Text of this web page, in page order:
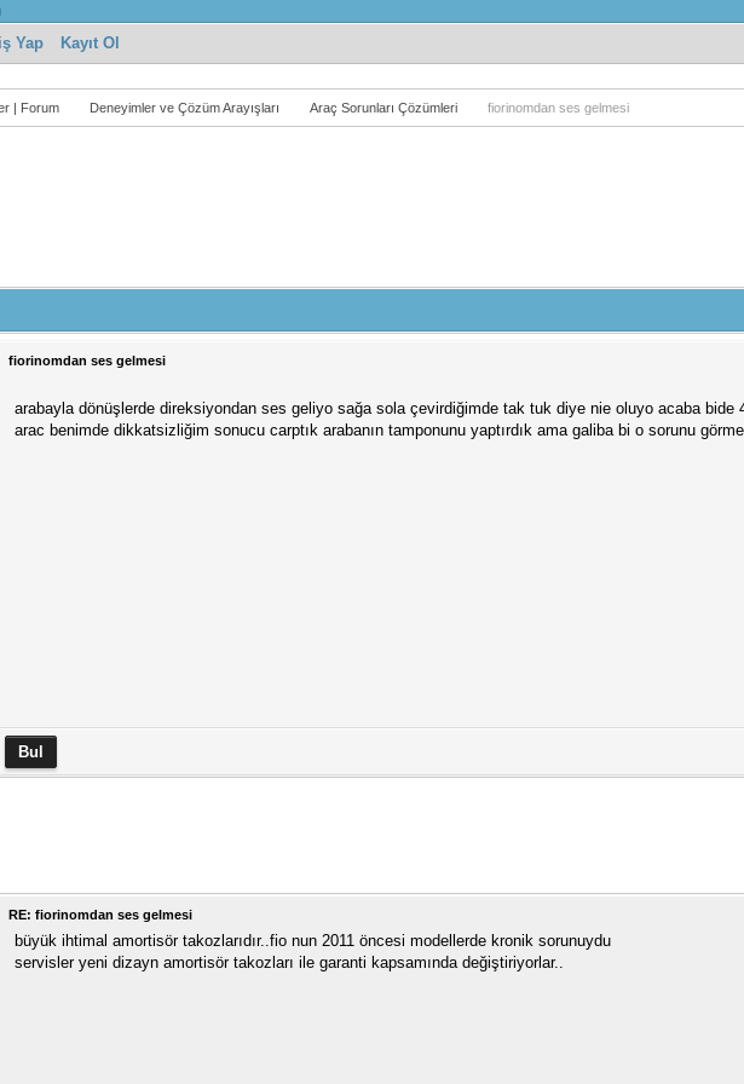
Yap Kayıt Ol
| Forum Deneyimler ve Çözüm Arayışları Araç Sorunları Çözümleri fiorinomdan ses gelmesi
fiorinomdan ses gelmesi
arabayla dönüşlerde direksiyondan ses geliyo sağa sola çevirdiğimde tak tuk diye nie oluyo acaba
arac benimde dikkatsizliğim sonucu carptık arabanın tamponunu yaptırdık ama galiba bi o sorunu
RE: fiorinomdan ses gelmesi
büyük ihtimal amortisör takozlarıdır..fio nun 2011 öncesi modellerde kronik sorunuydu
servisler yeni dizayn amortisör takozları ile garanti kapsamında değiştiriyorlar..